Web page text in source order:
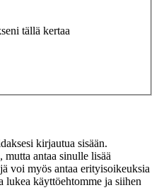
tällä kertaa
kirjautua sisään.
antaa sinulle lisää
voi myös antaa erityisoikeuksia
käyttöehtomme ja siihen